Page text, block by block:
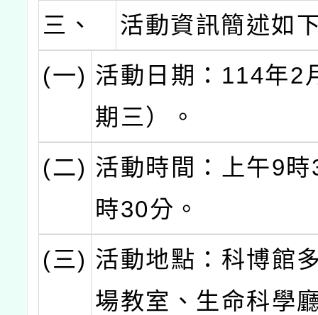
三、
活動資訊簡述如
(一) 活動日期：114年2
期三）。
(二) 活動時間：上午9
時30分。
(三) 活動地點：科博館
場教室、生命科學